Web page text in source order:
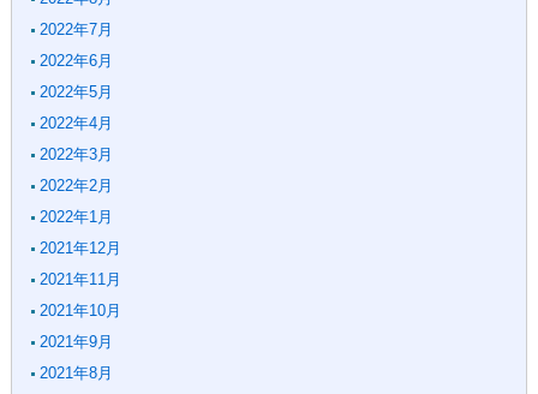
2022年7月
2022年6月
2022年5月
2022年4月
2022年3月
2022年2月
2022年1月
2021年12月
2021年11月
2021年10月
2021年9月
2021年8月